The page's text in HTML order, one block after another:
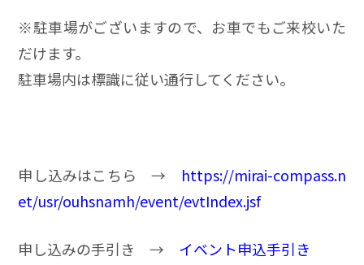
※駐車場がございますので、お車でもご来校いた
だけます。
駐車場内は標識に従い通行してください。
申し込みはこちら → https://mirai-compass.n
et/usr/ouhsnamh/event/evtIndex.jsf
申し込みの手引き → イベント申込手引き